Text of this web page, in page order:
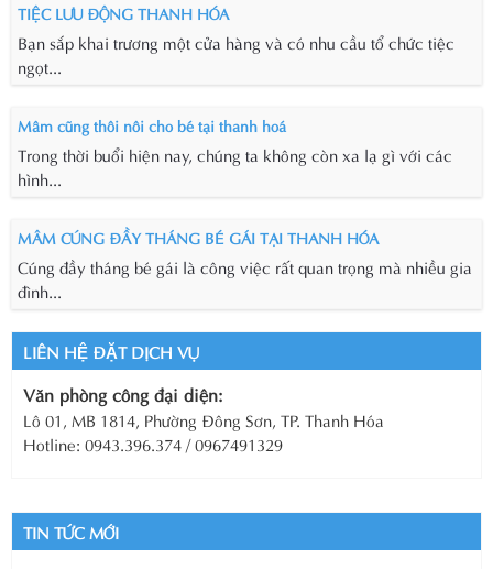
TIỆC LƯU ĐỘNG THANH HÓA
Bạn sắp khai trương một cửa hàng và có nhu cầu tổ chức tiệc
ngọt...
Mâm cũng thôi nôi cho bé tại thanh hoá
Trong thời buổi hiện nay, chúng ta không còn xa lạ gì với các
hình...
MÂM CÚNG ĐẦY THÁNG BÉ GÁI TẠI THANH HÓA
Cúng đầy tháng bé gái là công việc rất quan trọng mà nhiều gia
đình...
LIÊN HỆ ĐẶT DỊCH VỤ
Văn phòng công đại diện:
Lô 01, MB 1814, Phường Đông Sơn, TP. Thanh Hóa
Hotline: 0943.396.374 / 0967491329
TIN TỨC MỚI